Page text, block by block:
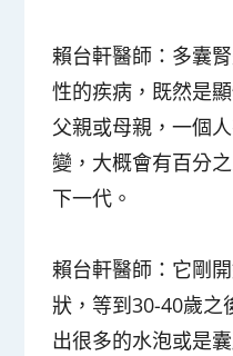
賴台軒醫師： 多囊
性的疾病，既然是
父親或母親，一個
變，大概會有百分
下一代。
賴台軒醫師： 它剛
狀，等到30-40歲之
出很多的水泡或是